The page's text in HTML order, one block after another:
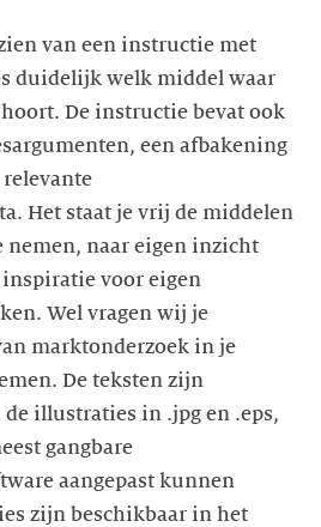
van een instructie met
duidelijk welk middel waar
De instructie bevat ook
een afbakening
relevante
Het staat je vrij de middelen
nemen, naar eigen inzicht
inspiratie voor eigen
Wel vragen wij je
marktonderzoek in je
De teksten zijn
illustraties in .jpg en .eps,
gangbare
aangepast kunnen
zijn beschikbaar in het